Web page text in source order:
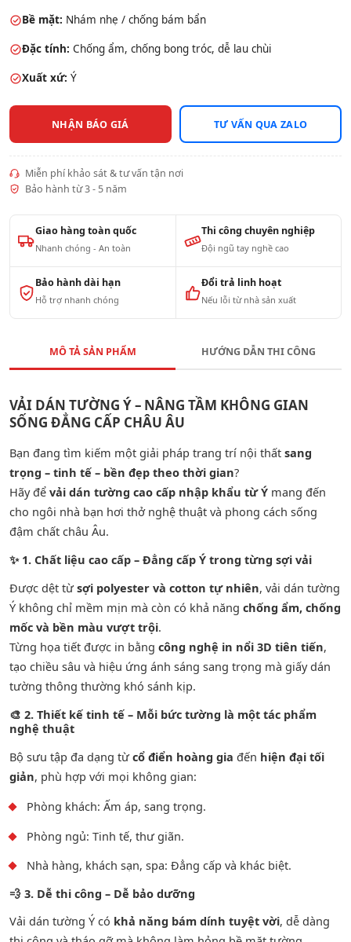
Bề mặt: Nhám nhẹ / chống bám bẩn
Đặc tính: Chống ẩm, chống bong tróc, dễ lau chùi
Xuất xứ: Ý
NHẬN BÁO GIÁ TƯ VẤN QUA ZALO
Miễn phí khảo sát & tư vấn tận nơi
Bảo hành từ 3 - 5 năm
Giao hàng toàn quốc
Nhanh chóng - An toàn
Thi công chuyên nghiệp
Đội ngũ tay nghề cao
Bảo hành dài hạn
Hỗ trợ nhanh chóng
Đổi trả linh hoạt
Nếu lỗi từ nhà sản xuất
MÔ TẢ SẢN PHẨM HƯỚNG DẪN THI CÔNG
VẢI DÁN TƯỜNG Ý – NÂNG TẦM KHÔNG GIAN
SỐNG ĐẲNG CẤP CHÂU ÂU
Bạn đang tìm kiếm một giải pháp trang trí nội thất sang
trọng – tinh tế – bền đẹp theo thời gian?
Hãy để vải dán tường cao cấp nhập khẩu từ Ý mang đến
cho ngôi nhà bạn hơi thở nghệ thuật và phong cách sống
đậm chất châu Âu.
✨ 1. Chất liệu cao cấp – Đẳng cấp Ý trong từng sợi vải
Được dệt từsợi polyester và cotton tự nhiên, vải dán tường
Ý không chỉ mềm mịn mà còn có khả năng chống ẩm, chống
mốc và bền màu vượt trội.
Từng họa tiết được in bằng công nghệ in nổi 3D tiên tiến,
tạo chiều sâu và hiệu ứng ánh sáng sang trọng mà giấy dán
tường thông thường khó sánh kịp.
🎨 2. Thiết kế tinh tế – Mỗi bức tường là một tác phẩm
nghệ thuật
Bộ sưu tập đa dạng từcổ điển hoàng gia đến hiện đại tối
giản, phù hợp với mọi không gian:
Phòng khách: Ấm áp, sang trọng.
Phòng ngủ: Tinh tế, thư giãn.
Nhà hàng, khách sạn, spa: Đẳng cấp và khác biệt.
💨 3. Dễ thi công – Dễ bảo dưỡng
Vải dán tường Ý có khả năng bám dính tuyệt vời, dễ dàng